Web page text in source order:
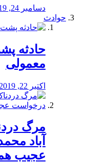
دسامبر 24, 2019
حوادث
️حادثه
معمولی
اکتبر 22, 2019
مرگ
آباد
عجیب